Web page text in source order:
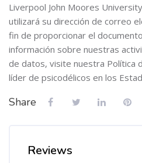
Liverpool John Moores
utilizará su dirección de correo
fin de proporcionar el
información sobre nuestras
de datos, visite nuestra Política
líder de psicodélicos en los
Share
Reviews